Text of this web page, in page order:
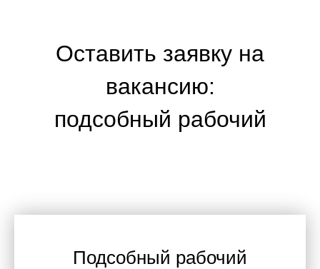
Оставить заявку на
вакансию:
подсобный рабочий
Подсобный рабочий